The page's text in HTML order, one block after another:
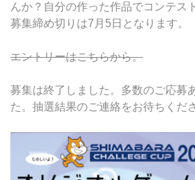
んか？自分の作った作品でコンテス
募集締め切りは7月5日となります。
エントリーはこちらから。
募集は終了しました。多数のご応募
た。抽選結果のご連絡をお待ちくだ